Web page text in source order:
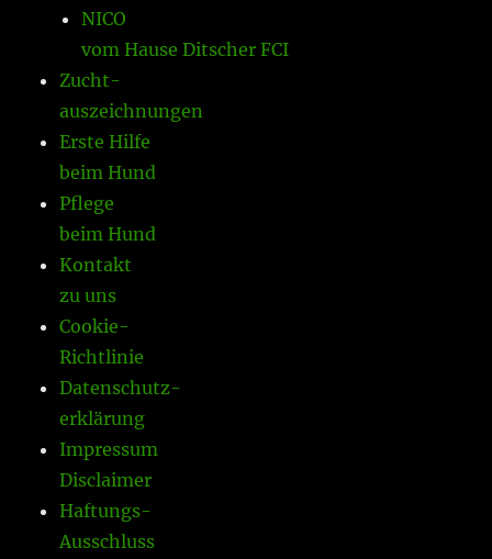
NICO
vom Hause Ditscher FCI
Zucht-
auszeichnungen
Erste Hilfe
beim Hund
Pflege
beim Hund
Kontakt
zu uns
Cookie-
Richtlinie
Datenschutz-
erklärung
Impressum
Disclaimer
Haftungs-
Ausschluss